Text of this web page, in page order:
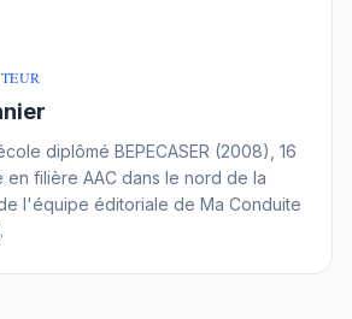
diplômé BEPECASER (2008), 16
filière AAC dans le nord de la
l'équipe éditoriale de Ma Conduite